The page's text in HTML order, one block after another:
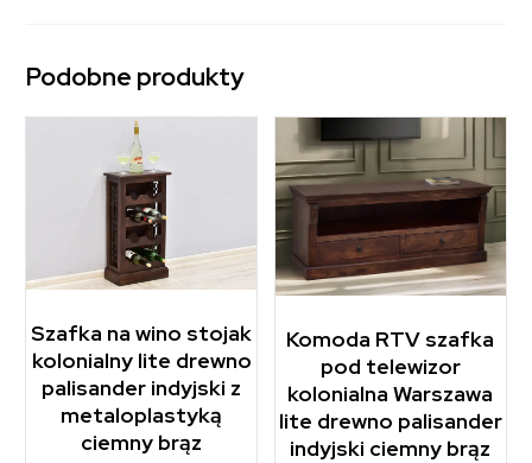
Podobne produkty
Szafka na wino stojak
kolonialny lite drewno
palisander indyjski z
metaloplastyką
ciemny brąz
Komoda RTV szafka
pod telewizor
kolonialna Warszawa
lite drewno palisander
indyjski ciemny brąz